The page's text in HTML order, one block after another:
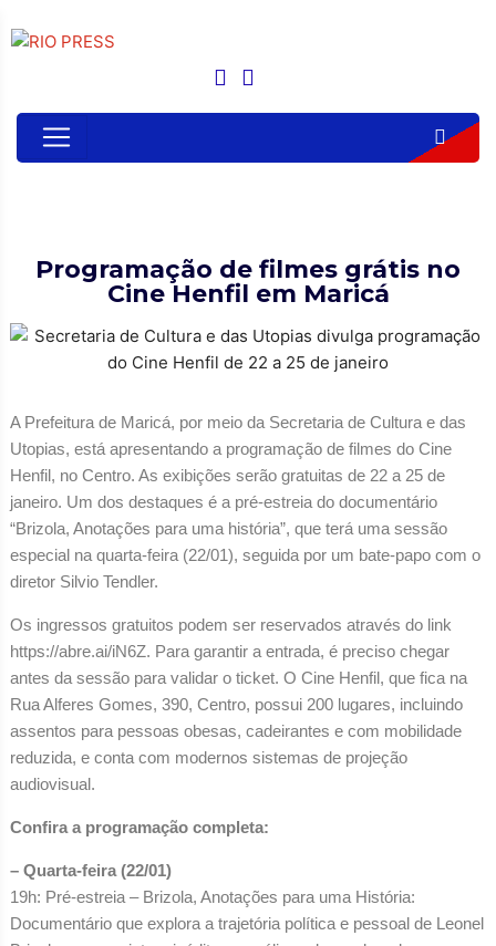
Programação de filmes grátis no
Cine Henfil em Maricá
A Prefeitura de Maricá, por meio da Secretaria de Cultura e das
Utopias, está apresentando a programação de filmes do Cine
Henfil, no Centro. As exibições serão gratuitas de 22 a 25 de
janeiro. Um dos destaques é a pré-estreia do documentário
“Brizola, Anotações para uma história”, que terá uma sessão
especial na quarta-feira (22/01), seguida por um bate-papo com o
diretor Silvio Tendler.
Os ingressos gratuitos podem ser reservados através do link
https://abre.ai/iN6Z. Para garantir a entrada, é preciso chegar
antes da sessão para validar o ticket. O Cine Henfil, que fica na
Rua Alferes Gomes, 390, Centro, possui 200 lugares, incluindo
assentos para pessoas obesas, cadeirantes e com mobilidade
reduzida, e conta com modernos sistemas de projeção
audiovisual.
Confira a programação completa:
– Quarta-feira (22/01)
19h: Pré-estreia – Brizola, Anotações para uma História:
Documentário que explora a trajetória política e pessoal de Leonel